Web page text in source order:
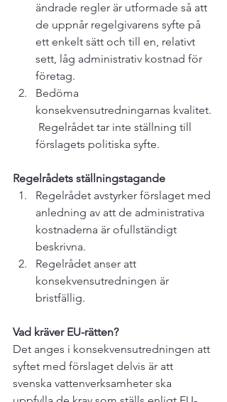
ändrade regler är utformade så att
de uppnår regelgivarens syfte på
ett enkelt sätt och till en, relativt
sett, låg administrativ kostnad för
företag.
Bedöma
konsekvensutredningarnas kvalitet.
Regelrådet tar inte ställning till
förslagets politiska syfte.
Regelrådets ställningstagande
Regelrådet avstyrker förslaget med
anledning av att de administrativa
kostnaderna är ofullständigt
beskrivna.
Regelrådet anser att
konsekvensutredningen är
bristfällig.
Vad kräver EU-rätten?
Det anges i konsekvensutredningen att
syftet med förslaget delvis är att
svenska vattenverksamheter ska